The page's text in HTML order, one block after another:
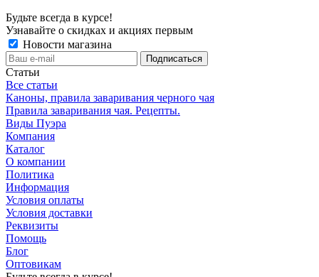
Будьте всегда в курсе!
Узнавайте о скидках и акциях первым
Новости магазина
Статьи
Все статьи
Каноны, правила заваривания черного чая
Правила заваривания чая. Рецепты.
Виды Пуэра
Компания
Каталог
О компании
Политика
Информация
Условия оплаты
Условия доставки
Реквизиты
Помощь
Блог
Оптовикам